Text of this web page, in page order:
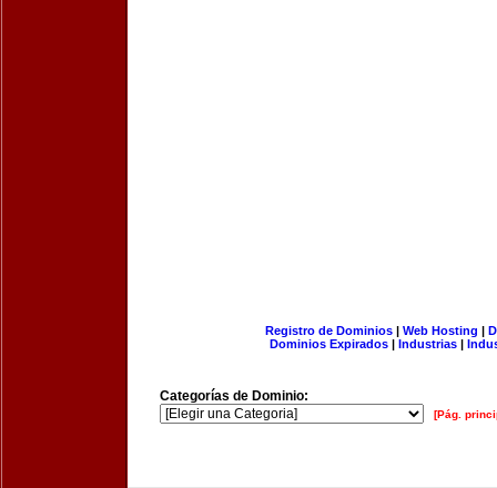
Registro de Dominios| Web Hosting |
Dominios Expirados | Industrias |
Categorías de Dominio:
[Pág.